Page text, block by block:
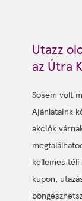
Utazz
az Útra
Sosem volt
Ajánlataink
akciók
kellemes téli
kupon,